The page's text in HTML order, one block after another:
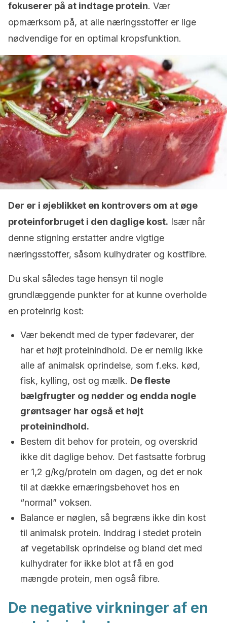
fokuserer på at indtage protein. Vær
opmærksom på, at alle næringsstoffer er lige
nødvendige for en optimal kropsfunktion.
Der er i øjeblikket en kontrovers om at øge
proteinforbruget i den daglige kost. Især når
denne stigning erstatter andre vigtige
næringsstoffer, såsom kulhydrater og kostfibre.
Du skal således tage hensyn til nogle
grundlæggende punkter for at kunne overholde
en proteinrig kost:
Vær bekendt med de typer fødevarer, der
har et højt proteinindhold. De er nemlig ikke
alle af animalsk oprindelse, som f.eks. kød,
fisk, kylling, ost og mælk. De fleste
bælgfrugter og nødder og endda nogle
grøntsager har også et højt
proteinindhold.
Bestem dit behov for protein, og overskrid
ikke dit daglige behov. Det fastsatte forbrug
er 1,2 g/kg/protein om dagen, og det er nok
til at dække ernæringsbehovet hos en
“normal” voksen.
Balance er nøglen, så begræns ikke din kost
til animalsk protein. Inddrag i stedet protein
af vegetabilsk oprindelse og bland det med
kulhydrater for ikke blot at få en god
mængde protein, men også fibre.
De negative virkninger af en